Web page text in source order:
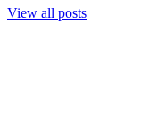
View all posts